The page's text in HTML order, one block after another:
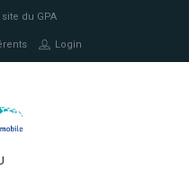
du GPA
Login